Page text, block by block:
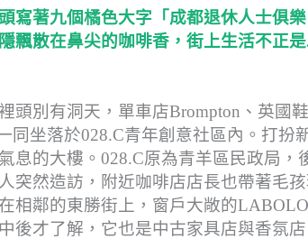
寫著九個橘色大字「成都退休人士俱樂
飄散在鼻尖的咖啡香，街上生活不正
頭別有洞天，單車店Brompton、英國鞋
同坐落於028.C青年創意社區內。打扮
息的大樓。028.C原為青羊區民政局，
突然造訪，附近咖啡店店長也帶著毛
相鄰的東勝街上，窗戶大敞的
後才了解，它也是中古家具店與香氛